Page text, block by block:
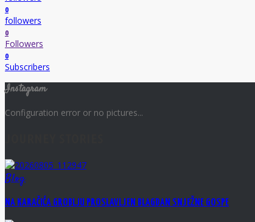
0
followers
0
Followers
0
Subscribers
Instagram
Configuration error or no pictures...
Blog
NA KARAČIĆA GROBLJU PROSLAVLJEN BLAGDAN SNJEŽNE GOSPE